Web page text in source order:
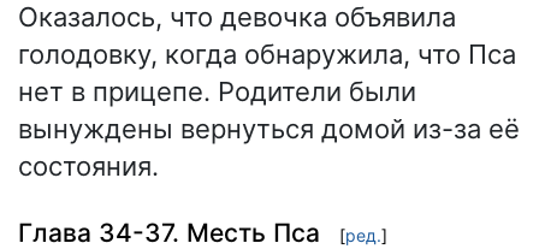
Оказалось, что девочка объявила
голодовку, когда обнаружила, что Пса
нет в прицепе. Родители были
вынуждены вернуться домой из-за её
состояния.
Глава 34-37. Месть Пса [ред.]